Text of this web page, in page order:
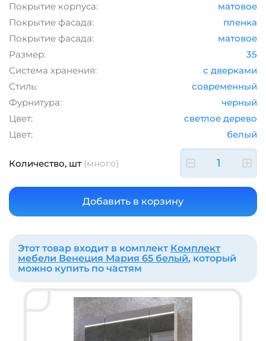
Покрытие корпуса:
матовое
Покрытие фасада:
пленка
Покрытие фасада:
матовое
Размер:
35
Система хранения:
с дверками
Стиль:
современный
Фурнитура:
черный
Цвет:
светлое дерево
Цвет:
белый
Количество, шт (много)
Этот товар входит в комплект Комплект
мебели Венеция Мария 65 белый, который
можно купить по частям